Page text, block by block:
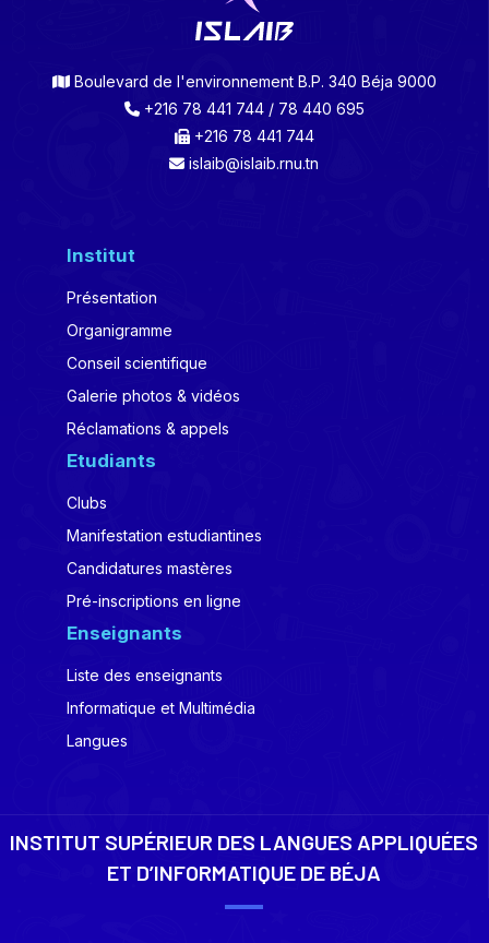
Boulevard de l'environnement B.P. 340 Béja 9000
+216 78 441 744 / 78 440 695
+216 78 441 744
islaib@islaib.rnu.tn
Institut
Présentation
Organigramme
Conseil scientifique
Galerie photos & vidéos
Réclamations & appels
Etudiants
Clubs
Manifestation estudiantines
Candidatures mastères
Pré-inscriptions en ligne
Enseignants
Liste des enseignants
Informatique et Multimédia
Langues
INSTITUT SUPÉRIEUR DES LANGUES APPLIQUÉES
ET D’INFORMATIQUE DE BÉJA